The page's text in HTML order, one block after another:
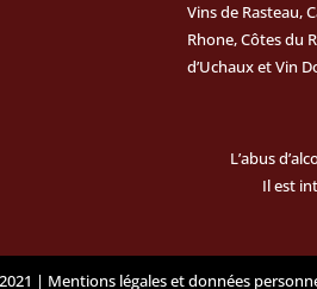
Vins de Rasteau,
Rhone, Côtes du
d’Uchaux et Vin
L’abus
Il est
| Mentions légales et données